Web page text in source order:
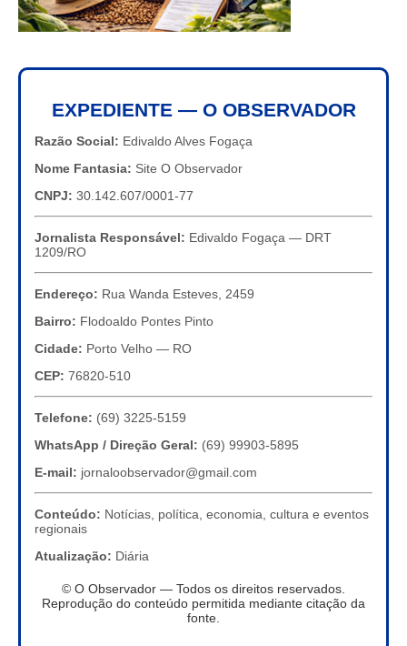
EXPEDIENTE — O OBSERVADOR
Razão Social: Edivaldo Alves Fogaça
Nome Fantasia: Site O Observador
CNPJ: 30.142.607/0001-77
Jornalista Responsável: Edivaldo Fogaça — DRT
1209/RO
Endereço: Rua Wanda Esteves, 2459
Bairro: Flodoaldo Pontes Pinto
Cidade: Porto Velho — RO
CEP: 76820-510
Telefone: (69) 3225-5159
WhatsApp / Direção Geral: (69) 99903-5895
E-mail: jornaloobservador@gmail.com
Conteúdo: Notícias, política, economia, cultura e eventos
regionais
Atualização: Diária
© O Observador — Todos os direitos reservados.
Reprodução do conteúdo permitida mediante citação da
fonte.